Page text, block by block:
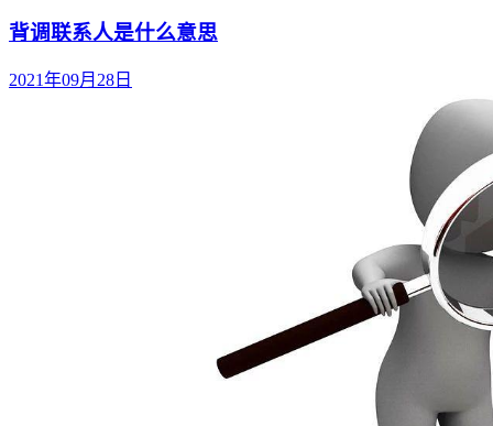
背调联系人是什么意思
2021年09月28日